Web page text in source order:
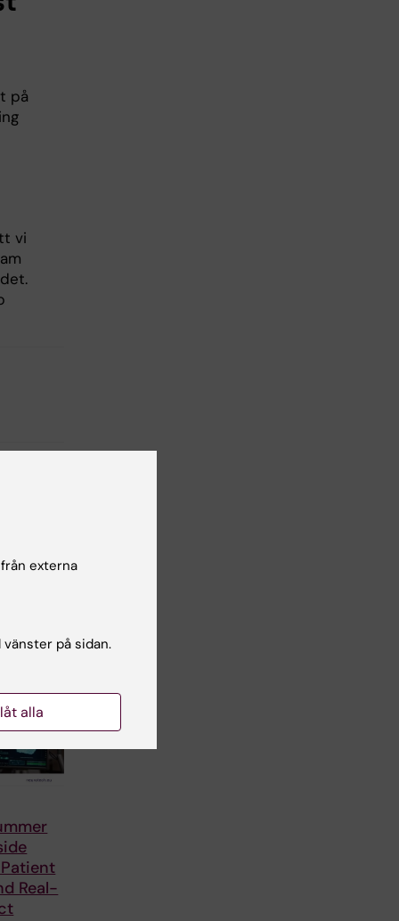
på
vi
Real-
externa
på sidan.
alla